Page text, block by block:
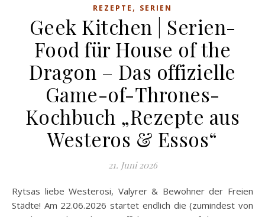
REZEPTE , SERIEN
Geek Kitchen | Serien-
Food für House of the
Dragon – Das offizielle
Game-of-Thrones-
Kochbuch „Rezepte aus
Westeros & Essos“
21. Juni 2026
Rytsas liebe Westerosi, Valyrer & Bewohner der Freien
Städte! Am 22.06.2026 startet endlich die (zumindest von